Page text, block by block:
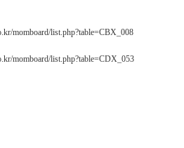
momboard/list.php?table=CBX_008
momboard/list.php?table=CDX_053